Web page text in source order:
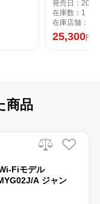
葉原店
商品
Fiモデル
A ジャン